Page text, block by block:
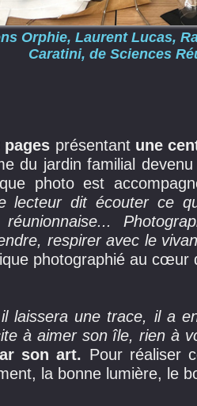
Orphie, Laurent Lucas,
Caratini, de Sciences
pages présentant une
du jardin familial
photo est
lecteur dit écouter ce
respirer avec le
photographié au cœur
il laissera une trace, il a
à aimer son île, rien à
son art. Pour réaliser
la bonne lumière, le